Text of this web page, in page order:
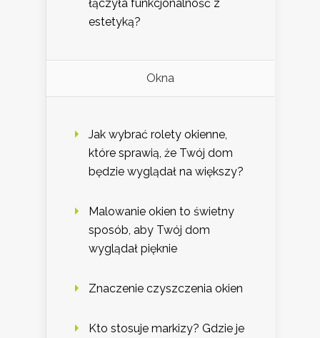
łączyła funkcjonalność z
estetyką?
Okna
Jak wybrać rolety okienne,
które sprawią, że Twój dom
będzie wyglądał na większy?
Malowanie okien to świetny
sposób, aby Twój dom
wyglądał pięknie
Znaczenie czyszczenia okien
Kto stosuje markizy? Gdzie je